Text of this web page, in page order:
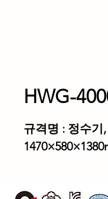
HWG-
규격명 : 정수기,